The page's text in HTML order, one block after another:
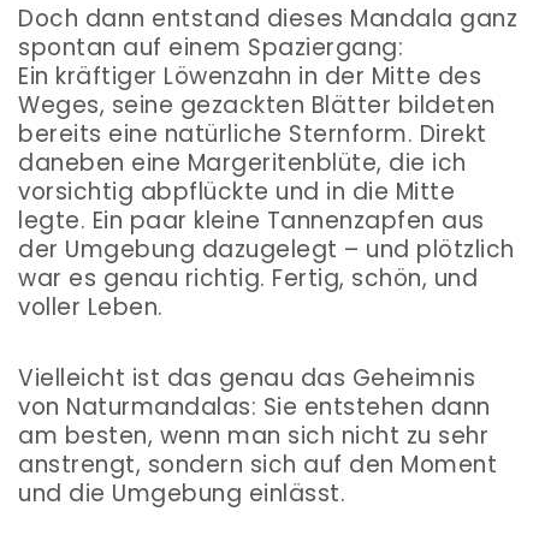
Doch dann entstand dieses Mandala ganz
spontan auf einem Spaziergang:
Ein kräftiger Löwenzahn in der Mitte des
Weges, seine gezackten Blätter bildeten
bereits eine natürliche Sternform. Direkt
daneben eine Margeritenblüte, die ich
vorsichtig abpflückte und in die Mitte
legte. Ein paar kleine Tannenzapfen aus
der Umgebung dazugelegt – und plötzlich
war es genau richtig. Fertig, schön, und
voller Leben.
Vielleicht ist das genau das Geheimnis
von Naturmandalas: Sie entstehen dann
am besten, wenn man sich nicht zu sehr
anstrengt, sondern sich auf den Moment
und die Umgebung einlässt.